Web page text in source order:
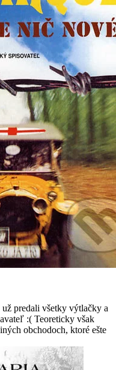
predali všetky výtlačky a
:( Teoreticky však
obchodoch, ktoré ešte